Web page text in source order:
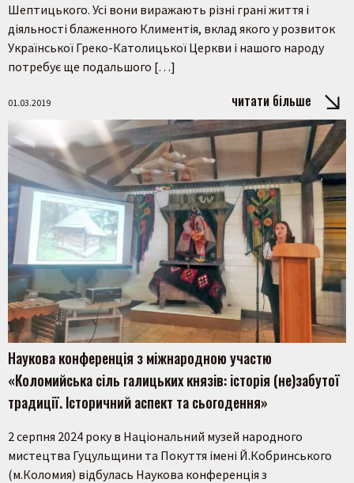
Шептицького. Усі вони виражають різні грані життя і
діяльності блаженного Климентія, вклад якого у розвиток
Української Греко-Католицької Церкви і нашого народу
потребує ще подальшого […]
01.03.2019 читати більше
Наукова конференція з міжнародною участю
«Коломийська сіль галицьких князів: історія (не)забутої
традиції. Історичний аспект та сьогодення»
2 серпня 2024 року в Національний музей народного
мистецтва Гуцульщини та Покуття імені Й.Кобринського
(м.Коломия) відбулась Наукова конференція з